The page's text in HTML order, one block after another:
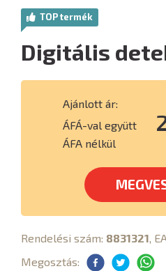
TOP termék
Digitális
Ajánlott ár:
ÁFÁ-val együtt
ÁFA nélkül
Rendelési szám: 8831321 ,
Megosztás: